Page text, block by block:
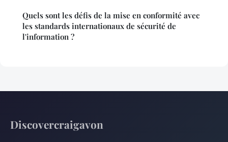
Quels sont les défis de la mise en conformité avec
les standards internationaux de sécurité de
l'information ?
Discovercraigavon